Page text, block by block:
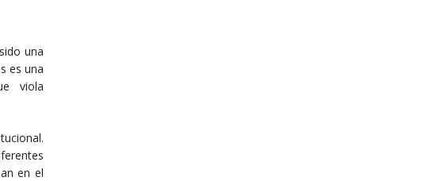
una
es una
viola
en el